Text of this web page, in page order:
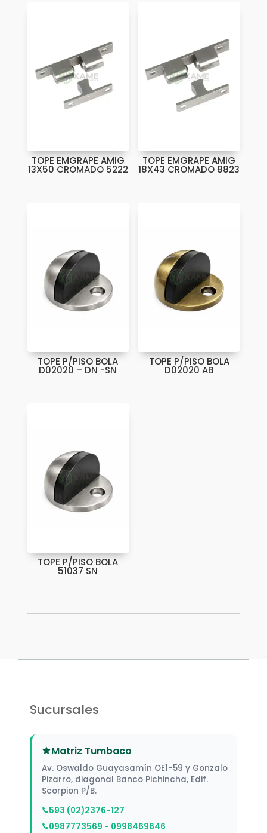
TOPE EMGRAPE AMIG
13X50 CROMADO 5222
TOPE EMGRAPE AMIG
18X43 CROMADO 8823
TOPE P/PISO BOLA
D02020 – DN -SN
TOPE P/PISO BOLA
D02020 AB
TOPE P/PISO BOLA
51037 SN
Sucursales
Matriz Tumbaco
Av. Oswaldo Guayasamín OE1-59 y Gonzalo
Pizarro, diagonal Banco Pichincha, Edif.
Scorpion P/B.
593 (02)2376-127
0987773569 - 0998469646